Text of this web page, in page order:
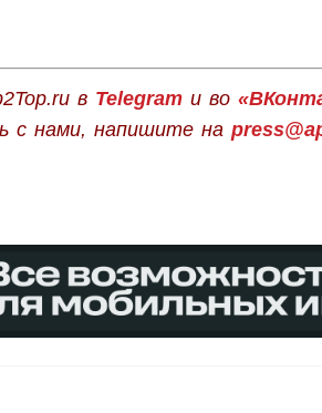
в Telegramи во
с нами, напишите на